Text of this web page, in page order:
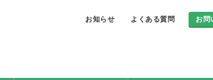
お知らせ よくある質問 お問